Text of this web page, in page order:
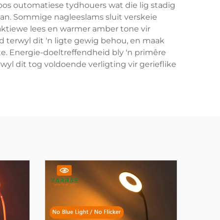
outomatiese tydhouers wat die lig stadig
Sommige nagleeslams sluit verskeie
lees en warmer amber tone vir
terwyl dit 'n ligte gewig behou, en maak
Energie-doeltreffendheid bly 'n primêre
dit tog voldoende verligting vir gerieflike